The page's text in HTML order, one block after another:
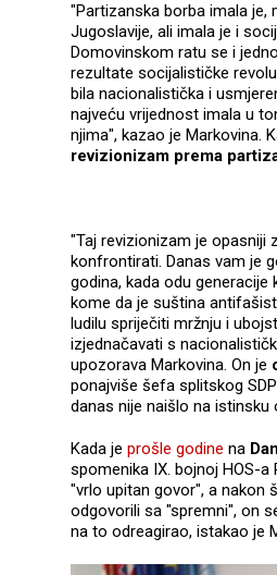
"Partizanska borba imala je,
Jugoslavije, ali imala je i
Domovinskom ratu se i
rezultate socijalističke
bila nacionalistička i
najveću vrijednost imala u
njima", kazao je Markovina.
revizionizam prema
"Taj revizionizam je opasniji
konfrontirati. Danas vam je
godina, kada odu
kome da je suština
ludilu spriječiti mržnju i
izjednačavati s
upozorava Markovina. On je
ponajviše šefa splitskog
danas nije naišlo na
Kada je prošle godine na
spomenika IX. bojnoj HOS-
"vrlo upitan govor", a nakon
odgovorili sa "spremni", on
na to odreagirao, istakao je